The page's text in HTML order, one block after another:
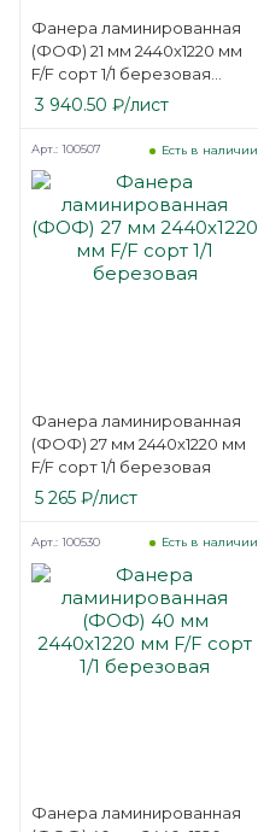
Фанера ламинированная
(ФОФ) 21 мм 2440х1220 мм
F/F сорт 1/1 березовая
SVEZA-DECK
3 940.50 ₽/лист
Фанера ламинированная
(ФОФ) 27 мм 2440х1220 мм
F/F сорт 1/1 березовая
Есть в наличии
Арт.: 100507
5 265 ₽/лист
Фанера ламинированная
Есть в наличии
Арт.: 100530